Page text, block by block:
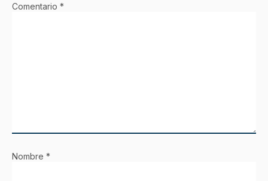
Comentario *
Nombre *